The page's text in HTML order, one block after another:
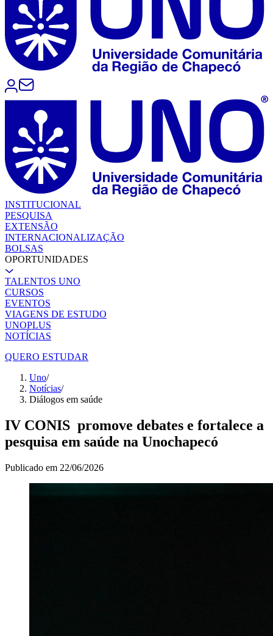
INSTITUCIONAL
PESQUISA
EXTENSÃO
INTERNACIONALIZAÇÃO
BOLSAS
OPORTUNIDADES
TALENTOS UNO
CURSOS
EVENTOS
VIAGENS DE ESTUDO
UNOPLUS
NOTÍCIAS
QUERO ESTUDAR
Uno/
Notícias/
Diálogos em saúde
IV CONIS promove debates e fortalece a
pesquisa em saúde na Unochapecó
Publicado em 22/06/2026